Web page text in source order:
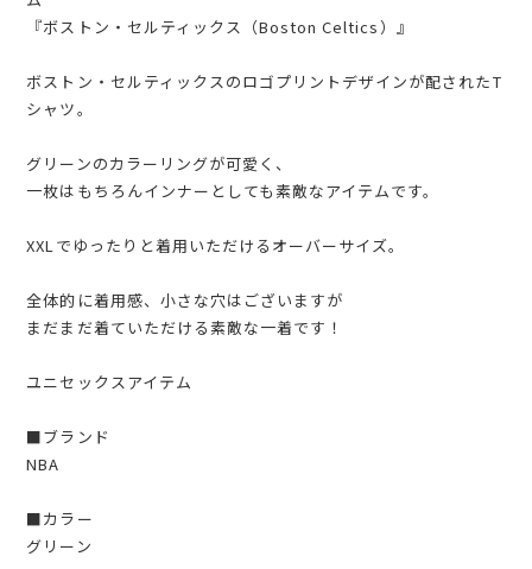
『ボストン・セルティックス（Boston Celtics）』
ボストン・セルティックスのロゴプリントデザインが配されたT
シャツ。
グリーンのカラーリングが可愛く、
一枚はもちろんインナーとしても素敵なアイテムです。
XXLでゆったりと着用いただけるオーバーサイズ。
全体的に着用感、小さな穴はございますが
まだまだ着ていただける素敵な一着です！
ユニセックスアイテム
■ブランド
NBA
■カラー
グリーン